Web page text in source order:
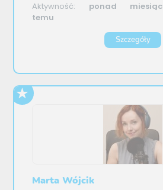
Aktywność: ponad miesiąc
temu
Szczegóły
Marta Wójcik